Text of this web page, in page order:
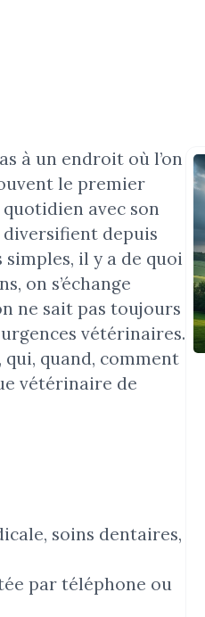
à un endroit où l’on
le premier
avec son
diversifient depuis
il y a de quoi
on s’échange
ne sait pas toujours
vétérinaires.
quand, comment
vétérinaire de
soins dentaires,
par téléphone ou